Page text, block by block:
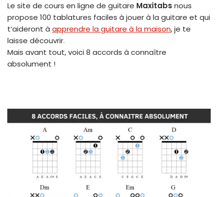
Le site de cours en ligne de guitare Maxitabs nous
propose 100 tablatures faciles à jouer à la guitare et qui
t’aideront à apprendre la guitare à la maison, je te
laisse découvrir.
Mais avant tout, voici 8 accords à connaître
absolument !